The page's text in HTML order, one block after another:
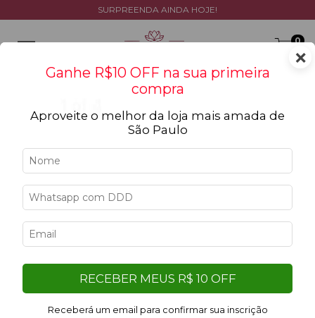
SURPREENDA AINDA HOJE!
0
Amor
Filtrar
Filtro aplicado:
×
Ganhe R$10 OFF na sua primeira
compra
Aproveite o melhor da loja mais amada de
São Paulo
RECEBER MEUS R$ 10 OFF
Receberá um email para confirmar sua inscrição